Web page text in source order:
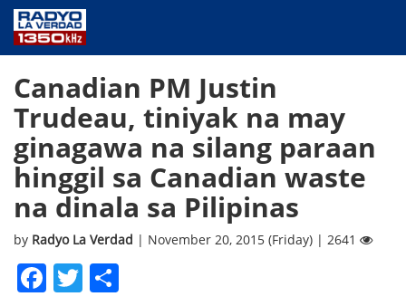
PUBLIC SERVICE
ANNOUNCEMENTS
PROGRAMS
ABOUT
CONTACT US
Canadian PM Justin
Trudeau, tiniyak na may
ginagawa na silang paraan
hinggil sa Canadian waste
na dinala sa Pilipinas
by Radyo La Verdad | November 20, 2015 (Friday) | 2641
Facebook
Twitter